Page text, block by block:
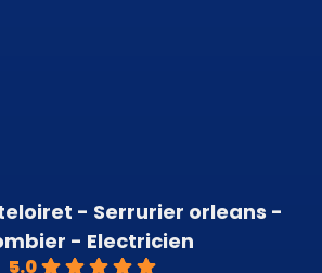
- Serrurier orleans -
- Electricien
5.0